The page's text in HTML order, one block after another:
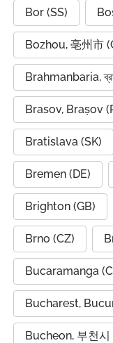
Bor (SS)
Bozhou, 亳州市
Brahmanbaria,
Brasov, Brașov
Bratislava (SK)
Bremen (DE)
Brighton (GB)
Brno (CZ)
Bucaramanga
Bucharest,
Bucheon, 부천시